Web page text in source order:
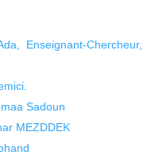
Enseignant-Chercheur,
Sadoun
MEZDDEK